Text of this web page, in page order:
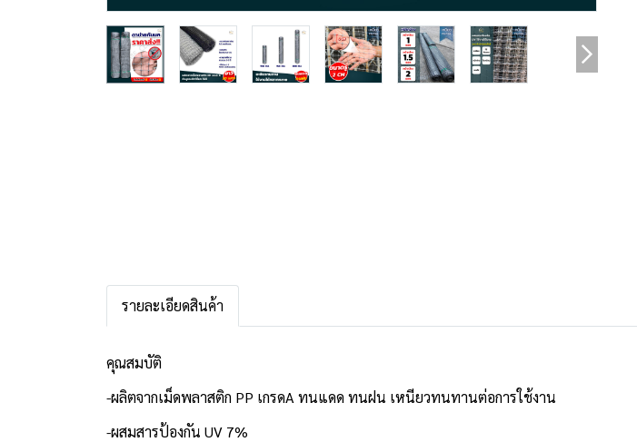
รายละเอียดสินค้า
คุณสมบัติ
-ผลิตจากเม็ดพลาสติก PP เกรดA ทนแดด ทนฝน เหนียวทนทานต่อการใช้งาน
-ผสมสารป้องกัน UV 7%